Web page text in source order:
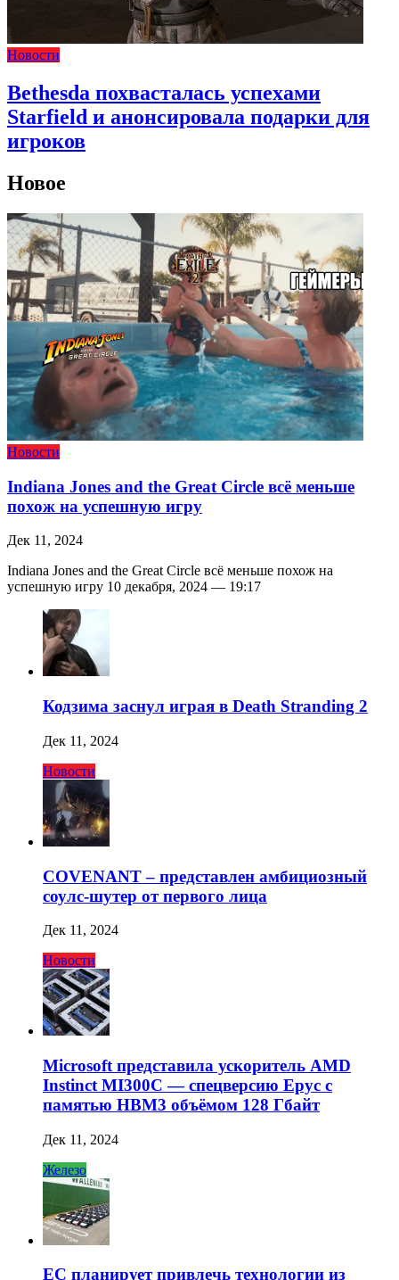
Новости
Bethesda похвасталась успехами
Starfield и анонсировала подарки для
игроков
Новое
Новости
Indiana Jones and the Great Circle всё меньше
похож на успешную игру
Дек 11, 2024
Indiana Jones and the Great Circle всё меньше похож на
успешную игру 10 декабря, 2024 — 19:17
Кодзима заснул играя в Death Stranding 2
Дек 11, 2024
Новости
COVENANT – представлен амбициозный
соулс-шутер от первого лица
Дек 11, 2024
Новости
Microsoft представила ускоритель AMD
Instinct MI300C — спецверсию Epyc с
памятью HBM3 объёмом 128 Гбайт
Дек 11, 2024
Железо
ЕС планирует привлечь технологии из